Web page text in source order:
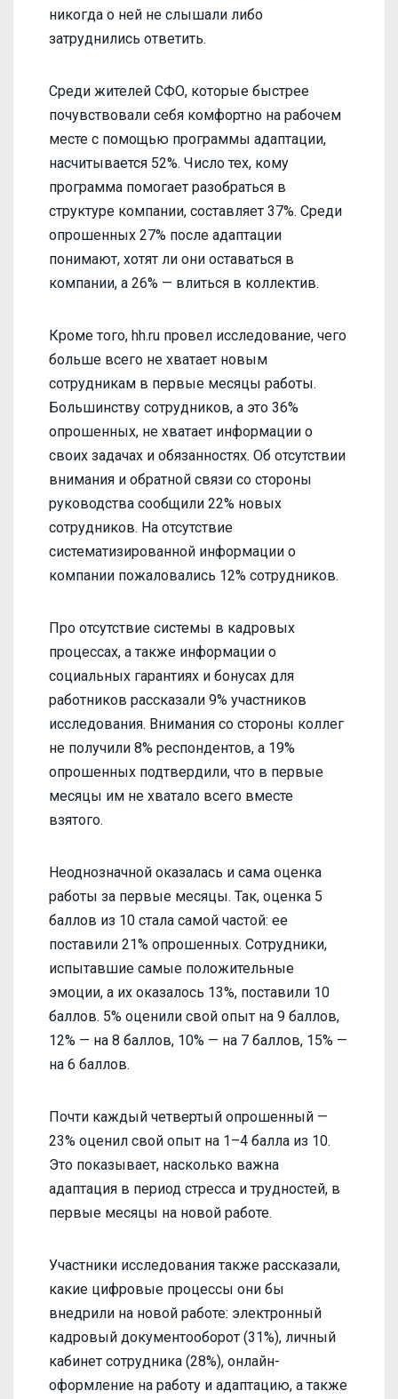
никогда о ней не слышали либо
затруднились ответить.
Среди жителей СФО, которые быстрее
почувствовали себя комфортно на рабочем
месте с помощью программы адаптации,
насчитывается 52%. Число тех, кому
программа помогает разобраться в
структуре компании, составляет 37%. Среди
опрошенных 27% после адаптации
понимают, хотят ли они оставаться в
компании, а 26% — влиться в коллектив.
Кроме того, hh.ru провел исследование, чего
больше всего не хватает новым
сотрудникам в первые месяцы работы.
Большинству сотрудников, а это 36%
опрошенных, не хватает информации о
своих задачах и обязанностях. Об отсутствии
внимания и обратной связи со стороны
руководства сообщили 22% новых
сотрудников. На отсутствие
систематизированной информации о
компании пожаловались 12% сотрудников.
Про отсутствие системы в кадровых
процессах, а также информации о
социальных гарантиях и бонусах для
работников рассказали 9% участников
исследования. Внимания со стороны коллег
не получили 8% респондентов, а 19%
опрошенных подтвердили, что в первые
месяцы им не хватало всего вместе
взятого.
Неоднозначной оказалась и сама оценка
работы за первые месяцы. Так, оценка 5
баллов из 10 стала самой частой: ее
поставили 21% опрошенных. Сотрудники,
испытавшие самые положительные
эмоции, а их оказалось 13%, поставили 10
баллов. 5% оценили свой опыт на 9 баллов,
12% — на 8 баллов, 10% — на 7 баллов, 15% —
на 6 баллов.
Почти каждый четвертый опрошенный —
23% оценил свой опыт на 1–4 балла из 10.
Это показывает, насколько важна
адаптация в период стресса и трудностей, в
первые месяцы на новой работе.
Участники исследования также рассказали,
какие цифровые процессы они бы
внедрили на новой работе: электронный
кадровый документооборот (31%), личный
кабинет сотрудника (28%), онлайн-
оформление на работу и адаптацию, а также